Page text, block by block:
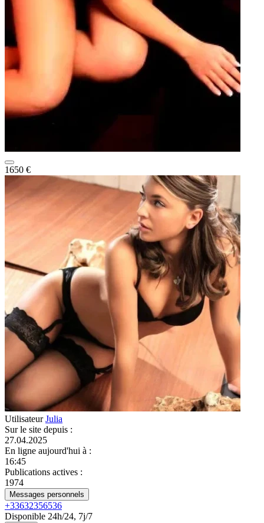
1650 €
UtilisateurJulia
Sur le site depuis :
27.04.2025
En ligne aujourd'hui à :
16:45
Publications actives :
1974
Messages personnels
+33632356536
Disponible 24h/24, 7j/7